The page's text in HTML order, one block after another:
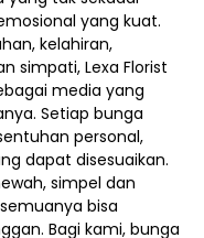
yang kuat.
kelahiran,
simpati, Lexa Florist
media yang
Setiap bunga
personal,
dapat disesuaikan.
simpel dan
bisa
Bagi kami, bunga